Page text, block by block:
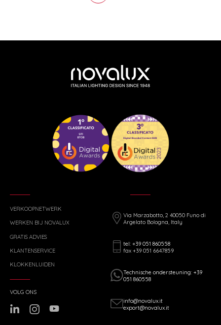
VERKOOPNETWERK
WERKEN BIJ NOVALUX
GRATIS ADVIES
KLANTENSERVICE
KLOKKENLUIDEN
Via Marzabotto, 2 40050 Funo di
Argelato Bologna, Italy
tel: +39 051 860558
fax +39 051 6647859
Technische ondersteuning: +39
051 860558
info@novalux.it
export@novalux.it
VOLG ONS